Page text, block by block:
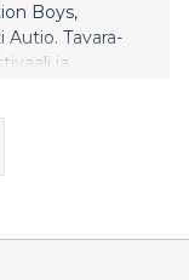
Boys,
Autio. Tavara-
ja